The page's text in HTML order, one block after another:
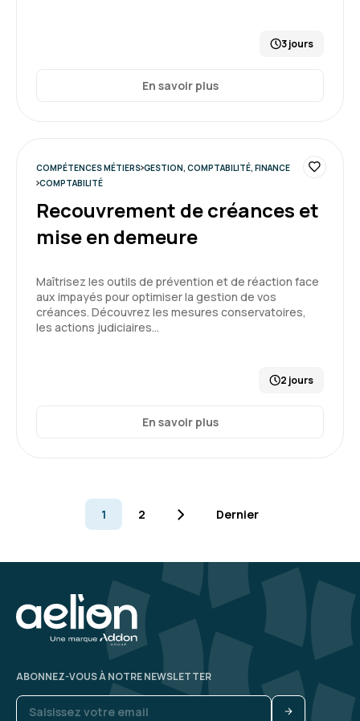
3 jours
En savoir plus
COMPÉTENCES MÉTIERS GESTION, COMPTABILITÉ, FINANCE
COMPTABILITÉ
Recouvrement de créances et
mise en demeure
Maîtrisez les outils de prévention et de réaction face
aux impayés pour optimiser la gestion de vos
créances. Découvrez les mesures conservatoires,
les actions judiciaires…
2 jours
En savoir plus
1 2 Dernier
ABONNEZ-VOUS À NOTRE NEWSLETTER